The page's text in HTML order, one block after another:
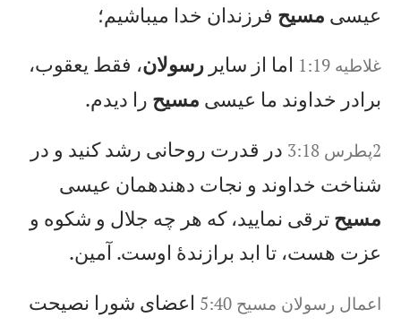
عيسی مسيح فرزندان خدا میباشيم؛
غلاطيه 1:19 اما از سايررسولان، فقط يعقوب،
برادر خداوند ما عيسی مسيح را ديدم.
2پطرس 3:18
در قدرت روحانی رشد كنيد و در
شناخت خداوند و نجات دهندهمان عيسی
مسيح ترقی نماييد، كه هر چه جلال و شكوه و
عزت هست، تا ابد برازندهٔ اوست. آمين.
اعمال‌ رسولان‌ مسيح‌‌ 5:40
اعضای شورا نصيحت